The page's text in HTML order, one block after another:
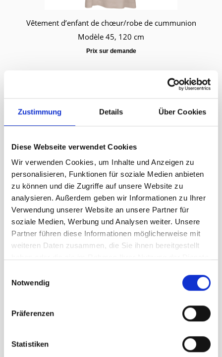
Zustimmung Details Über Cookies
Diese Webseite verwendet Cookies
Wir verwenden Cookies, um Inhalte und Anzeigen zu
personalisieren, Funktionen für soziale Medien anbieten
zu können und die Zugriffe auf unsere Website zu
analysieren. Außerdem geben wir Informationen zu Ihrer
Verwendung unserer Website an unsere Partner für
soziale Medien, Werbung und Analysen weiter. Unsere
Partner führen diese Informationen möglicherweise mit
weiteren Daten zusammen, die Sie ihnen bereitgestellt
Notwendig
Präferenzen
Statistiken
Vêtement d’enfant de chœur/robe de cummunion
Modèle 45, 120 cm
Prix sur demande
Vêtement d’enfant de chœur/robe de cummunion
Modèle 19A, 120 cm
Prix sur demande